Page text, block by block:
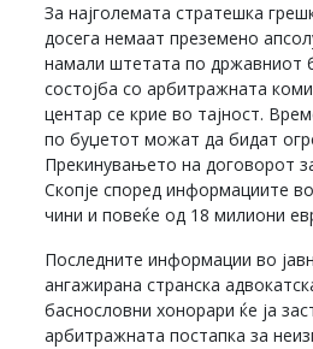
За најголемата стратешка
досега немаат преземено
намали штетата по државниот
состојба со арбитражната
центар се крие во тајност.
по буџетот можат да бидат
Прекинувањето на договорот
Скопје според информациите
чини и повеќе од 18 милиони
Последните информации во
ангажирана странска
баснословни хонорари ќе ја
арбитражната постапка за